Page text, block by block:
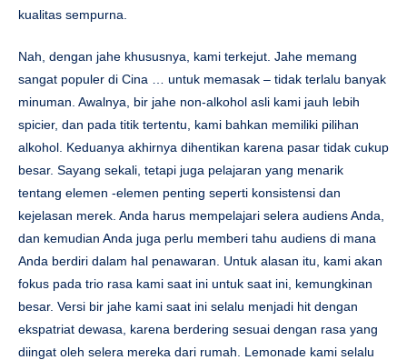
kualitas sempurna.
Nah, dengan jahe khususnya, kami terkejut. Jahe memang
sangat populer di Cina … untuk memasak – tidak terlalu banyak
minuman. Awalnya, bir jahe non-alkohol asli kami jauh lebih
spicier, dan pada titik tertentu, kami bahkan memiliki pilihan
alkohol. Keduanya akhirnya dihentikan karena pasar tidak cukup
besar. Sayang sekali, tetapi juga pelajaran yang menarik
tentang elemen -elemen penting seperti konsistensi dan
kejelasan merek. Anda harus mempelajari selera audiens Anda,
dan kemudian Anda juga perlu memberi tahu audiens di mana
Anda berdiri dalam hal penawaran. Untuk alasan itu, kami akan
fokus pada trio rasa kami saat ini untuk saat ini, kemungkinan
besar. Versi bir jahe kami saat ini selalu menjadi hit dengan
ekspatriat dewasa, karena berdering sesuai dengan rasa yang
diingat oleh selera mereka dari rumah. Lemonade kami selalu